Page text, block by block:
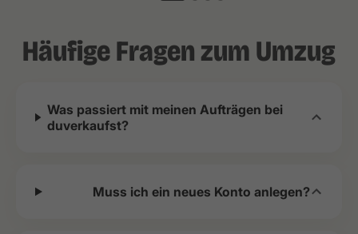
Häufige Fragen zum Umzug
Was passiert mit meinen Aufträgen bei
duverkaufst?
Muss ich ein neues Konto anlegen?